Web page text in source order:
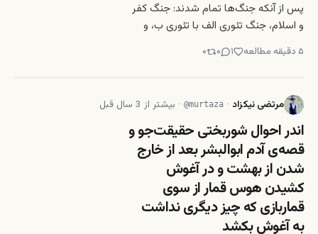
پس‌ از آنکه جنگ‌ها تمام شدند: جنگ کفر
و اسلام، جنگ تئوری الف با تئوری ب، و
ده‌ها جنگ دیگر – جنگ‌هایکه تمام
سربازان مرده در آن قهرمان ‌اند و
خداخواسته؛ و آنگاه‌ که گَرد میدان‌های نبرد
فرونشست و رهبران وروشنفکران گفتند
«ما کمی اشتباه کردیم!»،
۵ دقیقه مطالعه ۱ ۰ ۰
مرتضی نیکزاد ·
@murtaza
· بیشتر از 3 سال قبل
اندر احوال شوربختی حقیقت‌جو و
قصه‌ی آدم ابوالبشر بعد از خارج
شدن از بهشت و در آغوش
کشیدن هوس قمار از سوی
قماربازی که چیز دیگری نداشت
به آغوش بکشد